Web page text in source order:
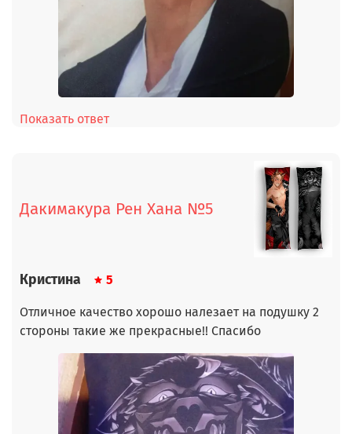
Показать ответ
Дакимакура Рен Хана №5
Кристина 5
Отличное качество хорошо налезает на подушку 2
стороны такие же прекрасные!! Спасибо